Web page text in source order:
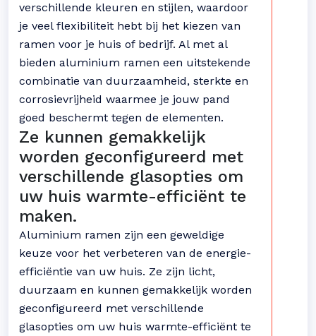
verschillende kleuren en stijlen, waardoor
je veel flexibiliteit hebt bij het kiezen van
ramen voor je huis of bedrijf. Al met al
bieden aluminium ramen een uitstekende
combinatie van duurzaamheid, sterkte en
corrosievrijheid waarmee je jouw pand
goed beschermt tegen de elementen.
Ze kunnen gemakkelijk
worden geconfigureerd met
verschillende glasopties om
uw huis warmte-efficiënt te
maken.
Aluminium ramen zijn een geweldige
keuze voor het verbeteren van de energie-
efficiëntie van uw huis. Ze zijn licht,
duurzaam en kunnen gemakkelijk worden
geconfigureerd met verschillende
glasopties om uw huis warmte-efficiënt te